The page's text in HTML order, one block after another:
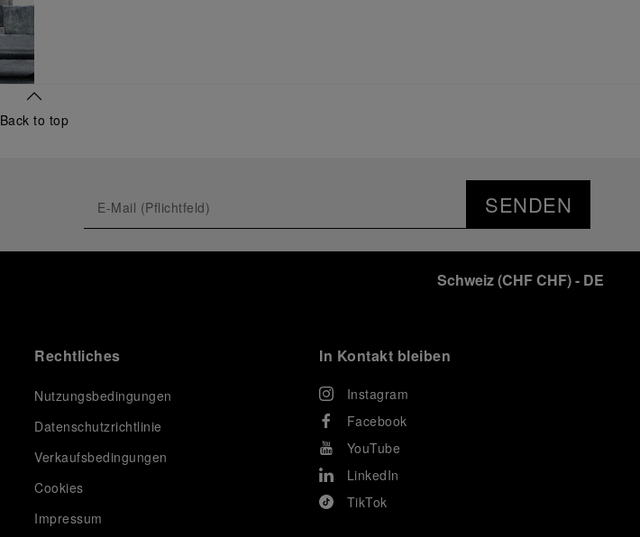
Back to top
SENDEN
Schweiz(CHF CHF)- DE
Rechtliches
Nutzungsbedingungen
Datenschutzrichtlinie
Verkaufsbedingungen
Cookies
Impressum
In Kontakt bleiben
Instagram
Facebook
YouTube
LinkedIn
TikTok